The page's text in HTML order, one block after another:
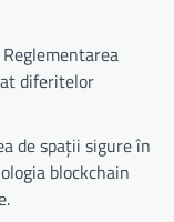
diferitelor
de spații sigure în
blockchain